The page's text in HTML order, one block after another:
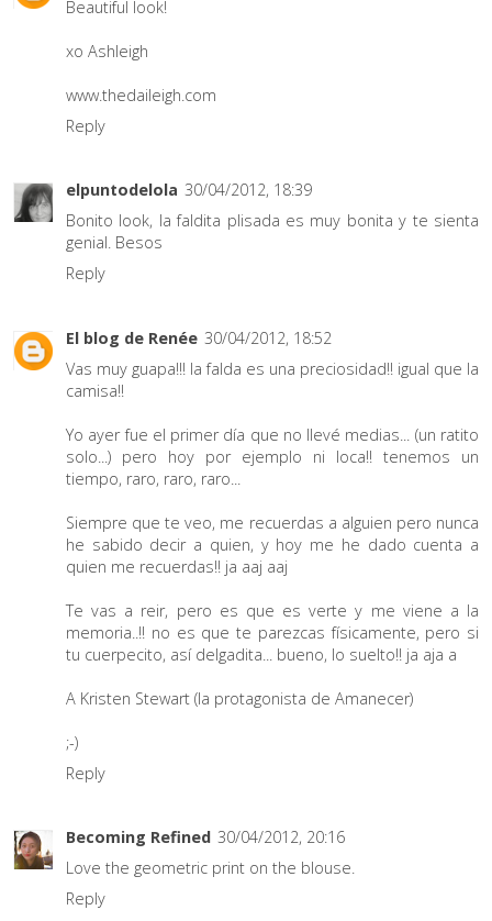
Beautiful look!
xo Ashleigh
www.thedaileigh.com
Reply
elpuntodelola 30/04/2012, 18:39
Bonito look, la faldita plisada es muy bonita y te sienta
genial. Besos
Reply
El blog de Renée 30/04/2012, 18:52
Vas muy guapa!!! la falda es una preciosidad!! igual que la
camisa!!
Yo ayer fue el primer día que no llevé medias... (un ratito
solo...) pero hoy por ejemplo ni loca!! tenemos un
tiempo, raro, raro, raro...
Siempre que te veo, me recuerdas a alguien pero nunca
he sabido decir a quien, y hoy me he dado cuenta a
quien me recuerdas!! ja aaj aaj
Te vas a reir, pero es que es verte y me viene a la
memoria..!! no es que te parezcas físicamente, pero si
tu cuerpecito, así delgadita... bueno, lo suelto!! ja aja a
A Kristen Stewart (la protagonista de Amanecer)
;-)
Reply
Becoming Refined 30/04/2012, 20:16
Love the geometric print on the blouse.
Reply